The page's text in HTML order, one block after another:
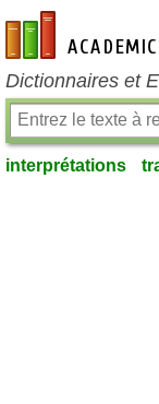
fr-academic.com
Dictionnaires et
interprétations